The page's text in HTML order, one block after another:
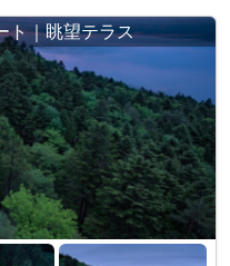
ト｜眺望テラス